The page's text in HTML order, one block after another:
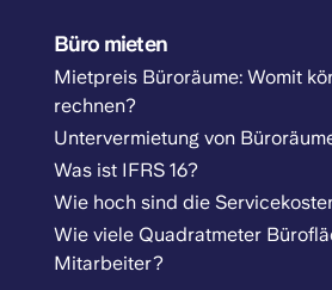
Büro mieten
Mietpreis Büroräume: Womit
rechnen?
Untervermietung von
Was ist IFRS 16?
Wie hoch sind die
Wie viele Quadratmeter
Mitarbeiter?